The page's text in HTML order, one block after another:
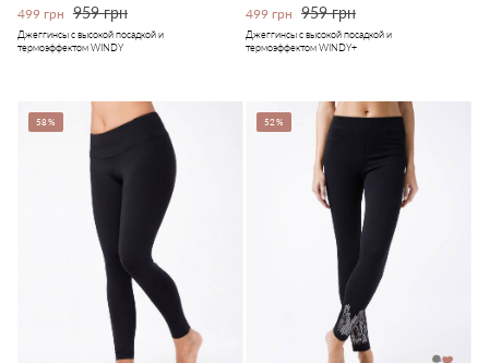
499 грн 959 грн
Джеггинсы с высокой посадкой и
термоэффектом WINDY
499 грн 959 грн
Джеггинсы с высокой посадкой и
термоэффектом WINDY+
58% 52%